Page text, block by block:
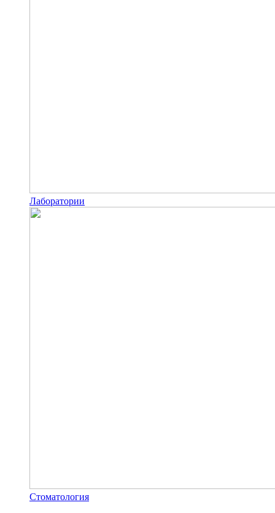
Лаборатории
Стоматология